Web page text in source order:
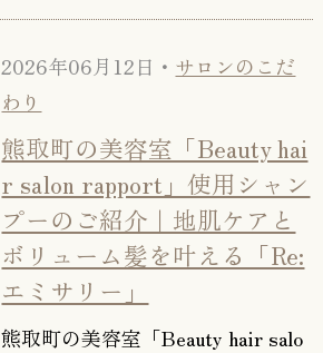
2026年06月12日・ サロンのこだ
わり
熊取町の美容室「Beauty hai
r salon rapport」使用シャン
プーのご紹介｜地肌ケアと
ボリューム髪を叶える「Re:
エミサリー」
熊取町の美容室「Beauty hair salo